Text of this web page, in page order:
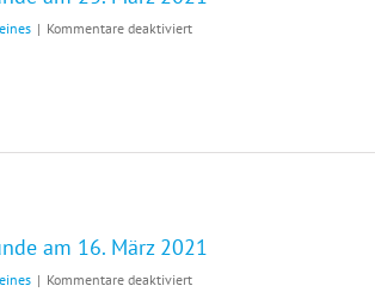
| Kommentare deaktiviertfür
am 16. März 2021
| Kommentare deaktiviertfür